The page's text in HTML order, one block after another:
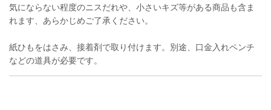
気にならない程度のニスだれや、小さいキズ等がある商品も含ま
れます、あらかじめご了承ください。
紙ひもをはさみ、接着剤で取り付けます。別途、口金入れペンチ
などの道具が必要です。